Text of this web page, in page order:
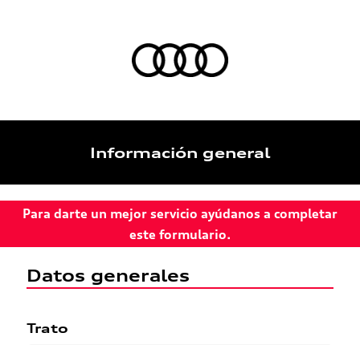
Información general
Para darte un mejor servicio ayúdanos a completar
este formulario.
Datos generales
Trato